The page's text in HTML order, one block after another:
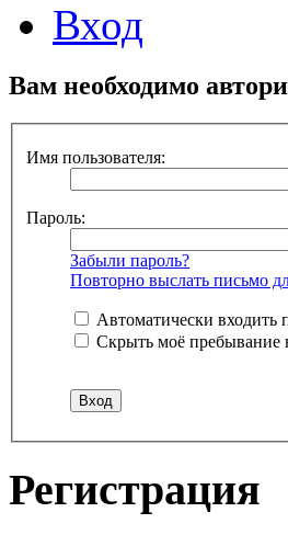
Вход
Вам необходимо
Имя пользователя:
Пароль:
Забыли пароль?
Повторно выслать письмо
Автоматически
Скрыть моё пребывание
Регистрация